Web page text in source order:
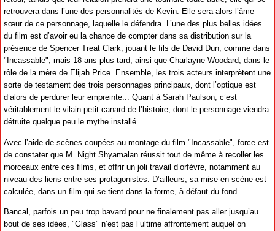
retrouvera dans l’une des personnalités de Kevin. Elle sera alors l’âme
sœur de ce personnage, laquelle le défendra. L’une des plus belles idées
du film est d’avoir eu la chance de compter dans sa distribution sur la
présence de Spencer Treat Clark, jouant le fils de David Dun, comme dans
"Incassable", mais 18 ans plus tard, ainsi que Charlayne Woodard, dans le
rôle de la mère de Elijah Price. Ensemble, les trois acteurs interprètent une
sorte de testament des trois personnages principaux, dont l’optique est
d’alors de perdurer leur empreinte... Quant à Sarah Paulson, c’est
véritablement le vilain petit canard de l’histoire, dont le personnage viendra
détruite quelque peu le mythe installé.
Avec l’aide de scènes coupées au montage du film "Incassable", force est
de constater que M. Night Shyamalan réussit tout de même à recoller les
morceaux entre ces films, et offrir un joli travail d’orfèvre, notamment au
niveau des liens entre ses protagonistes. D’ailleurs, sa mise en scène est
calculée, dans un film qui se tient dans la forme, à défaut du fond.
Bancal, parfois un peu trop bavard pour ne finalement pas aller jusqu’au
bout de ses idées, "Glass" n’est pas l’ultime affrontement auquel on